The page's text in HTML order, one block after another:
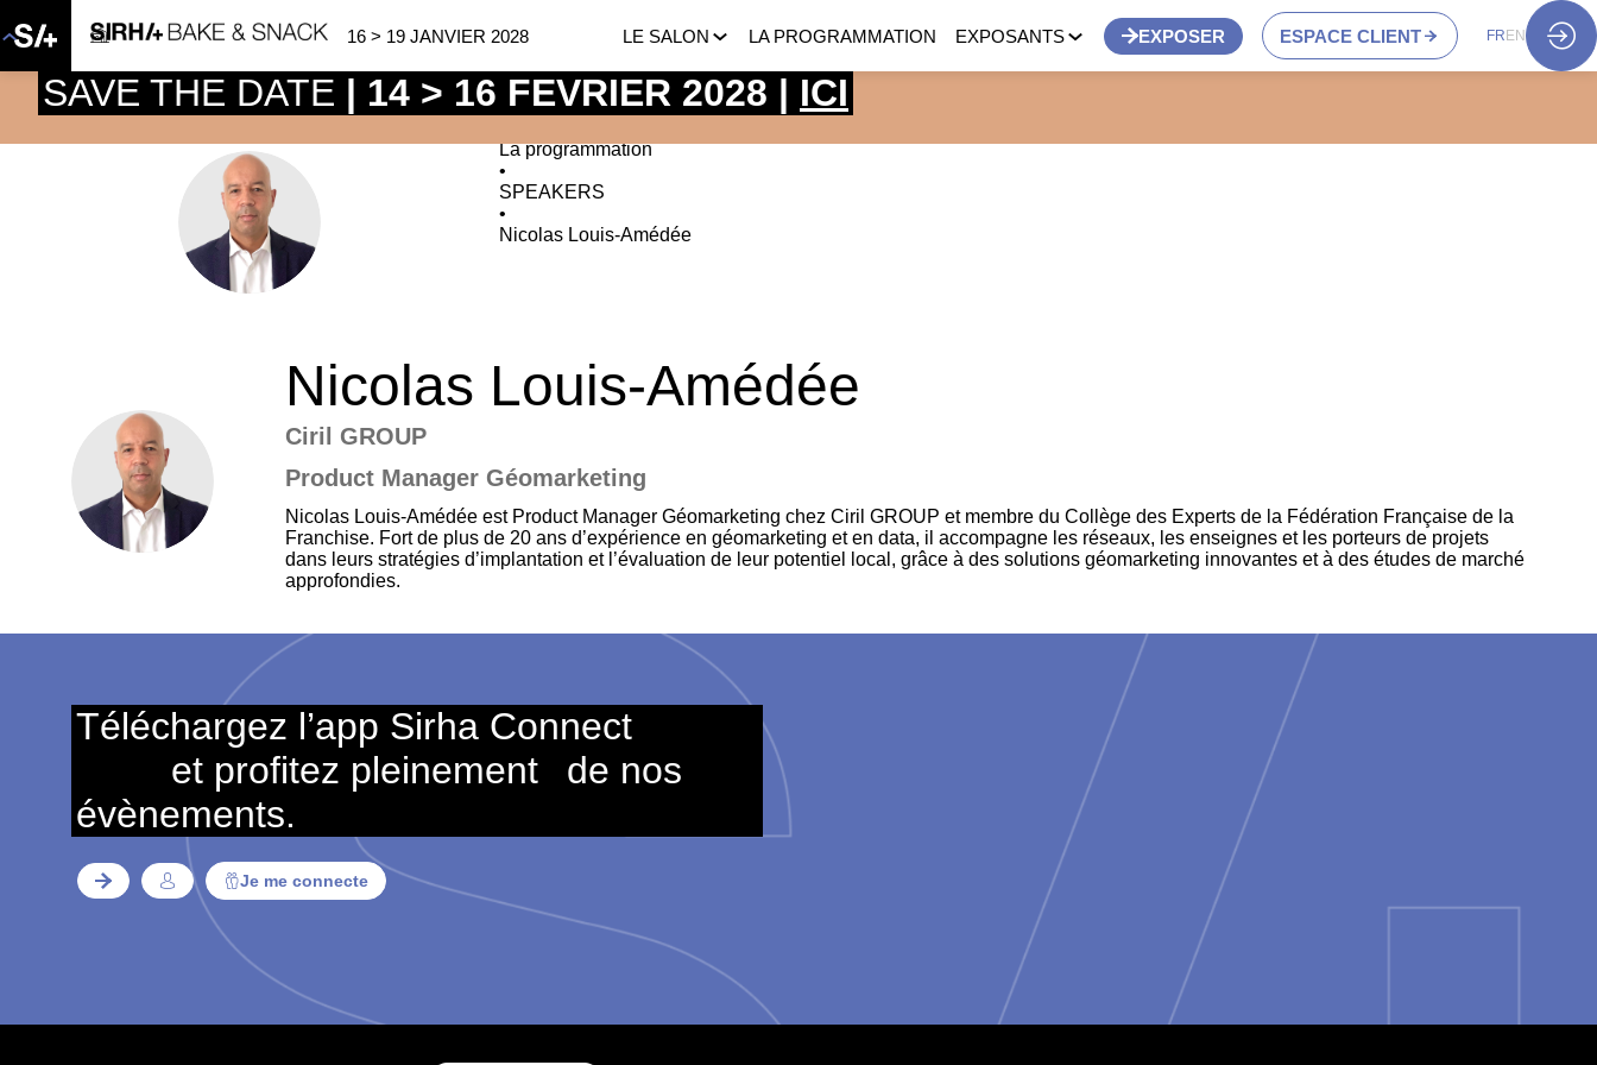
16 > 19 JANVIER 2028 LE SALON LA PROGRAMMATION EXPOSANTS EXPOSER ESPACE CLIENT FR EN
NL
La programmation
•
SPEAKERS
•
Nicolas Louis-Amédée
NL
Nicolas Louis-Amédée
Ciril GROUP
Product Manager Géomarketing
Nicolas Louis-Amédée est Product Manager Géomarketing chez Ciril GROUP et membre du Collège des Experts de la Fédération Française de la
Franchise. Fort de plus de 20 ans d’expérience en géomarketing et en data, il accompagne les réseaux, les enseignes et les porteurs de projets
dans leurs stratégies d’implantation et l’évaluation de leur potentiel local, grâce à des solutions géomarketing innovantes et à des études de marché
approfondies.
Téléchargez l’app Sirha Connect
et profitez pleinement
de nos
évènements.
Je me connecte
SAVE THE DATE | 14 > 16 FEVRIER 2028 | ICI